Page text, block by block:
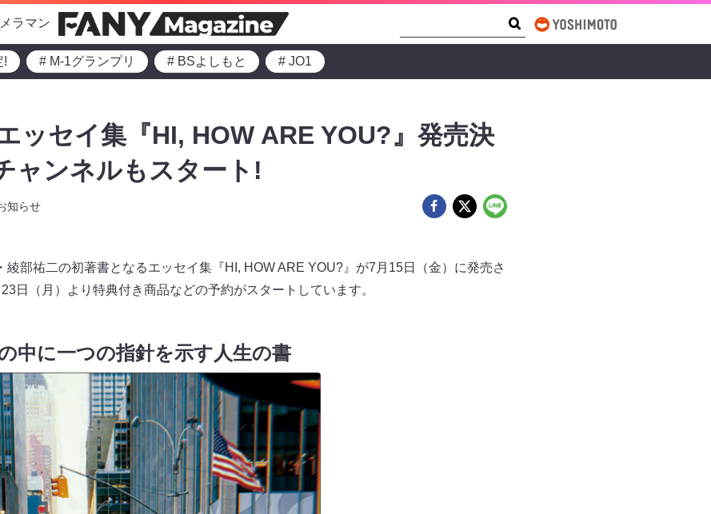
ラマン
! # M-1グランプリ # BSよしもと # JO1
ッセイ集『HI, HOW ARE YOU?』発売決
ャンネルもスタート!
知らせ
綾部祐二の初著書となるエッセイ集『HI, HOW ARE YOU?』が7月15日（金）に発売さ
日（月）より特典付き商品などの予約がスタートしています。
中に一つの指針を示す人生の書